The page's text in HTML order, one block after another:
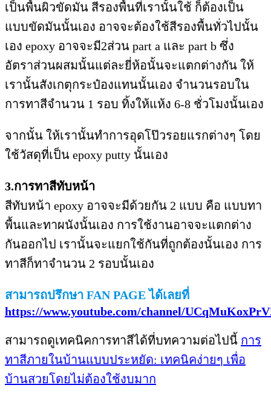
เป็นพื้นผิวขัดมัน สีรองพื้นที่เรานั้นใช้ ก็ต้องเป็น
แบบขัดมันนั้นเอง อาจจะต้องใช้สีรองพื้นทั่วไปนั้น
เอง epoxy อาจจะมี2ส่วน part a และ part b ซึ่ง
อัตราส่วนผสมนั้นแต่ละยี่ห้อนั้นจะแตกต่างกัน ให้
เรานั้นสังเกตุกระป๋องแทนนั้นเอง จำนวนรอบใน
การทาสีจำนวน 1 รอบ ทิ้งให้แห้ง 6-8 ชั่วโมงนั้นเอง
จากนั้น ให้เรานั้นทำการอุดโป๊วรอยแรกต่างๆ โดย
ใช้วัสดุที่เป็น epoxy putty นั้นเอง
3.การทาสีทับหน้า
สีทับหน้า epoxy อาจจะมีด้วยกัน 2 แบบ คือ แบบทา
พื้นและทาผนังนั้นเอง การใช้งานอาจจะแตกต่าง
กันออกไป เรานั้นจะแยกใช้กันที่ถูกต้องนั้นเอง การ
ทาสีก็ทาจำนวน 2 รอบนั้นเอง
สามารถปรึกษา FAN PAGE ได้เลยที่
https://www.youtube.com/channel/
สามารถดูเทคนิคการทาสีได้ที่บทความต่อไปนี้ การ
ทาสีภายในบ้านแบบประหยัด: เทคนิคง่ายๆ เพื่อ
บ้านสวยโดยไม่ต้องใช้งบมาก